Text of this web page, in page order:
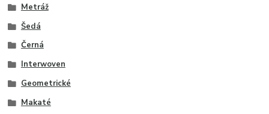
Metráž
Šedá
Černá
Interwoven
Geometrické
Makaté